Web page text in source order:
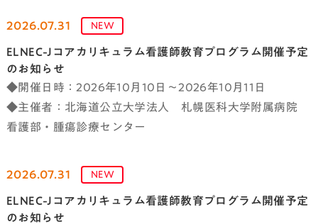
2026.07.31 NEW
ELNEC-Jコアカリキュラム看護師教育プログラム開催予定
のお知らせ
◆開催日時：2026年10月10日～2026年10月11日
◆主催者：北海道公立大学法人 札幌医科大学附属病院
看護部・腫瘍診療センター
2026.07.31 NEW
ELNEC-Jコアカリキュラム看護師教育プログラム開催予定
のお知らせ